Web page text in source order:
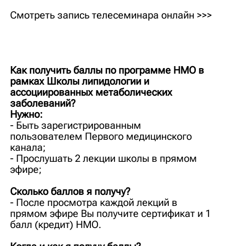
Смотреть запись телесеминара онлайн >>>
Как получить баллы по программе НМО в
рамках Школы липидологии и
ассоциированных метаболических
заболеваний?
Нужно:
- Быть зарегистрированным
пользователем Первого медицинского
канала;
- Прослушать 2 лекции школы в прямом
эфире;
Сколько баллов я получу?
- После просмотра каждой лекций в
прямом эфире Вы получите сертификат и 1
балл (кредит) НМО.